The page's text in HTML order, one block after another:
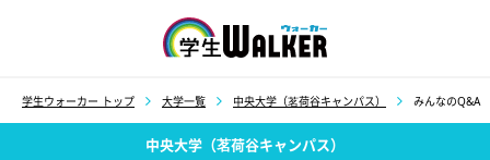
学生ウォーカー トップ 大学一覧 中央大学（茗荷谷キャンパス） みんなのQ&A
中央大学（茗荷谷キャンパス）